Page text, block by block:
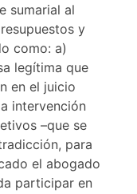
sumarial al
y
como: a)
legítima que
en el juicio
intervención
–que se
para
el abogado
participar en